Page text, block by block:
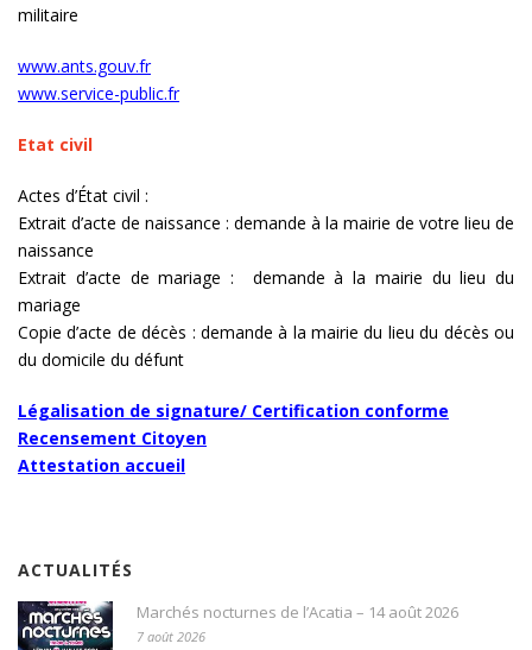
militaire
www.ants.gouv.fr
www.service-public.fr
Etat civil
Actes d’État civil :
Extrait d’acte de naissance : demande à la mairie de votre lieu de
naissance
Extrait d’acte de mariage : demande à la mairie du lieu du
mariage
Copie d’acte de décès : demande à la mairie du lieu du décès ou
du domicile du défunt
Légalisation de signature/ Certification conforme
Recensement Citoyen
Attestation accueil
ACTUALITÉS
Marchés nocturnes de l’Acatia – 14 août 2026
7 août 2026